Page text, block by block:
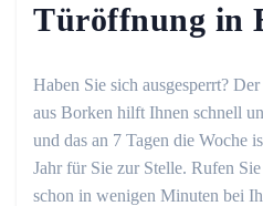
Türöffnung in
Haben Sie sich ausgesperrt?
aus Borken hilft Ihnen schnell
und das an 7 Tagen die Woche
Jahr für Sie zur Stelle. Rufen
schon in wenigen Minuten bei